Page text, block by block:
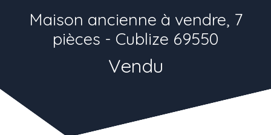
Maison ancienne à vendre, 7
pièces - Cublize 69550
Vendu